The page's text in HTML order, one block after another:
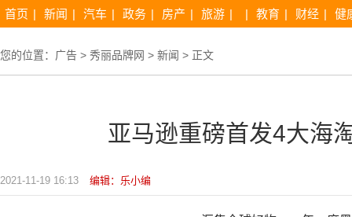
首页 | 新闻 | 汽车 | 政务 | 房产 | 旅游 | | 教育 | 财经 | 健
您的位置： 广告 > 秀丽品牌网 > 新闻 > 正文
亚马逊重磅首发4大海
2021-11-19 16:13 编辑：乐小编